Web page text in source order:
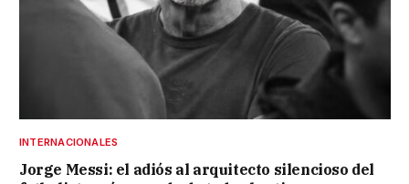
INTERNACIONALES
Jorge Messi: el adiós al arquitecto silencioso del